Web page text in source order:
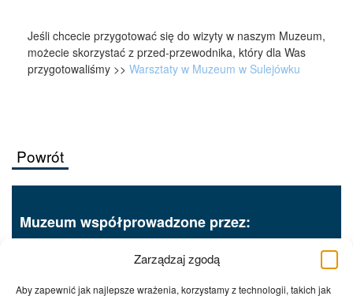
Zarządzaj zgodą
Aby zapewnić jak najlepsze wrażenia, korzystamy z technologii, takich jak
Jeśli chcecie przygotować się do wizyty w naszym Muzeum,
możecie skorzystać z przed-przewodnika, który dla Was
przygotowaliśmy >> Warsztaty w Muzeum w Sulejówku
Powrót
Muzeum współprowadzone przez: